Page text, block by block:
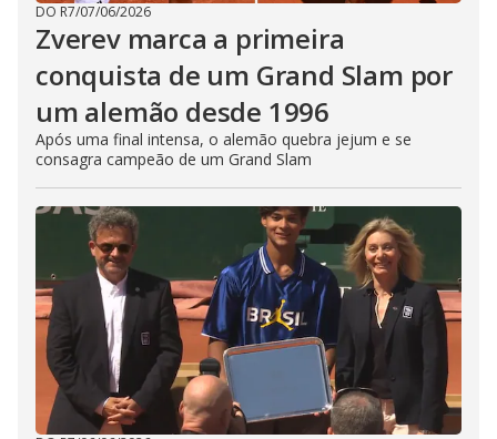
DO R7/07/06/2026
Zverev marca a primeira
conquista de um Grand Slam por
um alemão desde 1996
Após uma final intensa, o alemão quebra jejum e se
consagra campeão de um Grand Slam